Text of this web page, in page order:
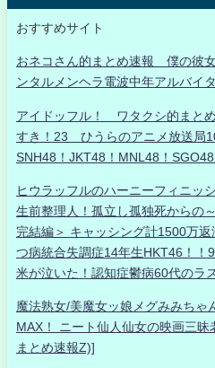
おすすめサイト
おネコさん的まとめ速報 僕の彼
ンタルメンヘラ電波中年アルバイ
アイドッフル！ ワタクシ的まと
すき！23 ひうらのアニメ放送局
SNH48！JKT48！MNL48！
ヒウラッフルのハーニーフィニッ
生前整理人！孤立し孤独死からの
完結編＞ キャッシング計1500万
つ病統合失調症14年生HKT46！！
米が泣いた！認知症鬱病60代のラ
魔法熟女/美魔女ッ娘メグみみちゃ
MAX！ ニート仙人仙女の映画三
まとめ速報Z)]